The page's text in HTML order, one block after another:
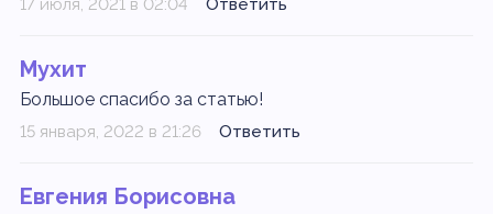
Мухит
Большое спасибо за статью!
15 января, 2022 в 21:26 Ответить
Евгения Борисовна